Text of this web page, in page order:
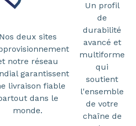
Nos deux sites
notre réseau
garantissent
livraison fiable
dans le
monde.
Un profil
de
durabilité
avancé et
multiforme
qui
soutient
l'ensemble
de votre
chaîne de